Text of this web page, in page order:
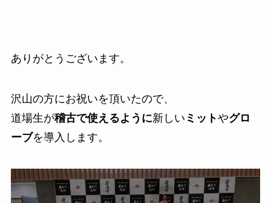
ありがとうございます。
沢山の方にお祝いを頂いたので、
道場生が稽古で使えるように新しい ミットやグロ
ーブを導入します。